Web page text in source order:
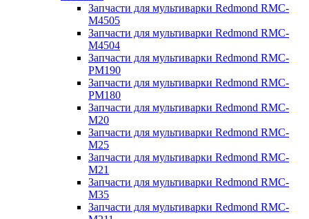
Запчасти для мультиварки Redmond RMC-
M4505
Запчасти для мультиварки Redmond RMC-
M4504
Запчасти для мультиварки Redmond RMC-
PM190
Запчасти для мультиварки Redmond RMC-
PM180
Запчасти для мультиварки Redmond RMC-
M20
Запчасти для мультиварки Redmond RMC-
M25
Запчасти для мультиварки Redmond RMC-
M21
Запчасти для мультиварки Redmond RMC-
M35
Запчасти для мультиварки Redmond RMC-